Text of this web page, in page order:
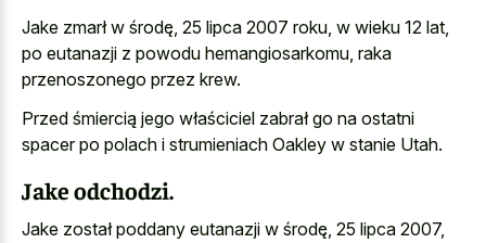
Jake zmarł w środę, 25 lipca 2007 roku, w wieku 12 lat,
po eutanazji z powodu hemangiosarkomu, raka
przenoszonego przez krew.
Przed śmiercią jego właściciel zabrał go na ostatni
spacer po polach i strumieniach Oakley w stanie Utah.
Jake odchodzi.
Jake został poddany eutanazji w środę, 25 lipca 2007,